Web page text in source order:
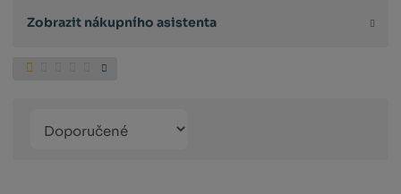
Zobrazit nákupního asistenta
produktů